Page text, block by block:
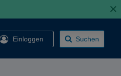
×
Einloggen Suchen